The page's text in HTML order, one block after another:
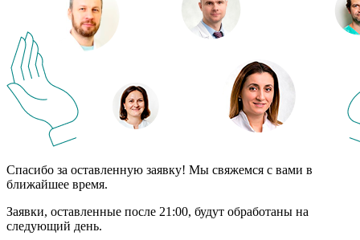
Спасибо за оставленную заявку! Мы свяжемся с вами в
ближайшее время.
Заявки, оставленные после 21:00, будут обработаны на
следующий день.